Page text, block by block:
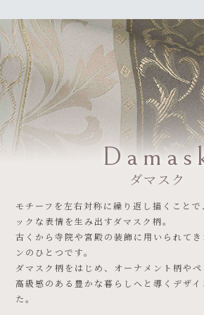
ダマスク
モチーフを左右対称に繰り返し描くこと
ックな表情を生み出すダマスク柄。
古くから寺院や宮殿の装飾に用いられてき
ンのひとつです。
ダマスク柄をはじめ、オーナメント柄やペ
高級感のある豊かな暮らしへと導くデザイ
た。